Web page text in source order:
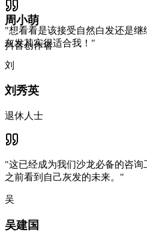
周小萌
抖音创作者
"想看看是该接受自然白发还是
灰发其实很适合我！ "
刘
刘秀英
退休人士
"这已经成为我们沙龙必备的咨
之前看到自己灰发的未来。 "
吴
吴建国